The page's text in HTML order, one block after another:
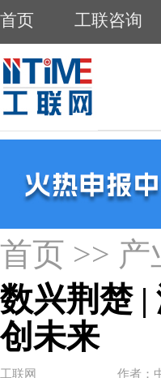
首页 >> 产
数兴荆楚 |
创未来
工联网 作者：